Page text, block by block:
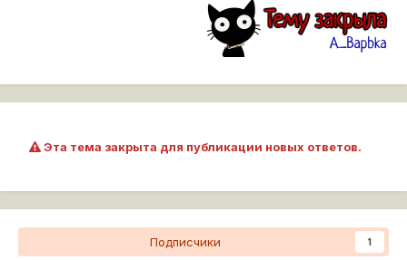
Эта тема закрыта для публикации новых ответов.
Подписчики 1